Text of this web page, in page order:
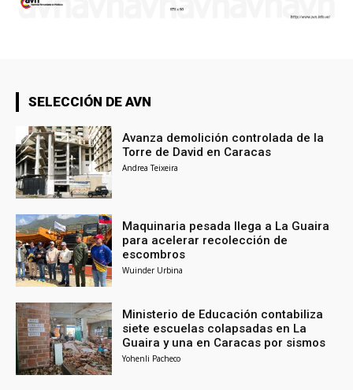
SELECCIÓN DE AVN
Avanza demolición controlada de la
Torre de David en Caracas
Andrea Teixeira
Maquinaria pesada llega a La Guaira
para acelerar recolección de
escombros
Wuinder Urbina
Ministerio de Educación contabiliza
siete escuelas colapsadas en La
Guaira y una en Caracas por sismos
Yohenli Pacheco